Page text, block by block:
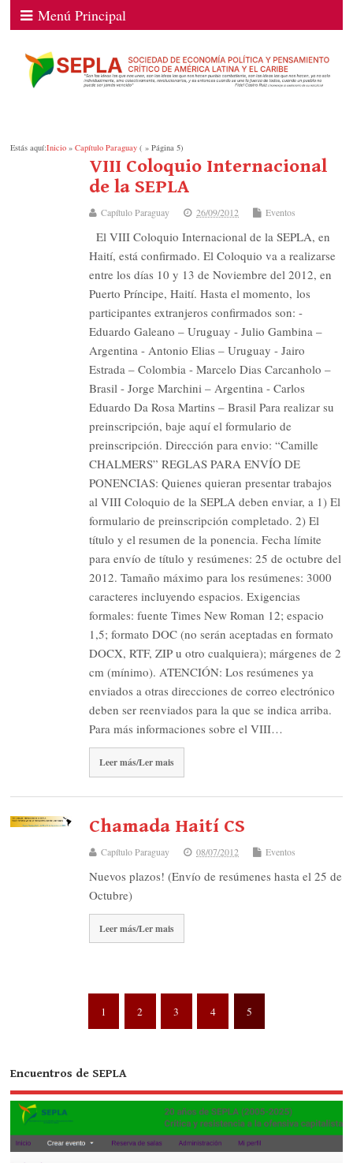
Menú Principal
Estás aquí:Inicio »Capítulo Paraguay ( » Página 5)
VIII Coloquio Internacional
de la SEPLA
Capítulo Paraguay 26/09/2012 Eventos
El VIII Coloquio Internacional de la SEPLA, en
Haití, está confirmado. El Coloquio va a realizarse
entre los días 10 y 13 de Noviembre del 2012, en
Puerto Príncipe, Haití. Hasta el momento, los
participantes extranjeros confirmados son: -
Eduardo Galeano – Uruguay - Julio Gambina –
Argentina - Antonio Elias – Uruguay - Jairo
Estrada – Colombia - Marcelo Dias Carcanholo –
Brasil - Jorge Marchini – Argentina - Carlos
Eduardo Da Rosa Martins – Brasil Para realizar su
preinscripción, baje aquí el formulario de
preinscripción. Dirección para envio: “Camille
CHALMERS” REGLAS PARA ENVÍO DE
PONENCIAS: Quienes quieran presentar trabajos
al VIII Coloquio de la SEPLA deben enviar, a 1) El
formulario de preinscripción completado. 2) El
título y el resumen de la ponencia. Fecha límite
para envío de título y resúmenes: 25 de octubre del
2012. Tamaño máximo para los resúmenes: 3000
caracteres incluyendo espacios. Exigencias
formales: fuente Times New Roman 12; espacio
1,5; formato DOC (no serán aceptadas en formato
DOCX, RTF, ZIP u otro cualquiera); márgenes de 2
cm (mínimo). ATENCIÓN: Los resúmenes ya
enviados a otras direcciones de correo electrónico
deben ser reenviados para la que se indica arriba.
Para más informaciones sobre el VIII…
Leer más/Ler mais
Chamada Haití CS
Capítulo Paraguay 08/07/2012 Eventos
Nuevos plazos! (Envío de resúmenes hasta el 25 de
Octubre)
Leer más/Ler mais
1 2 3 4 5
Encuentros de SEPLA